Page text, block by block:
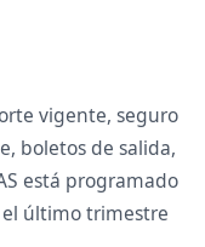
vigente, seguro
boletos de salida,
está programado
último trimestre